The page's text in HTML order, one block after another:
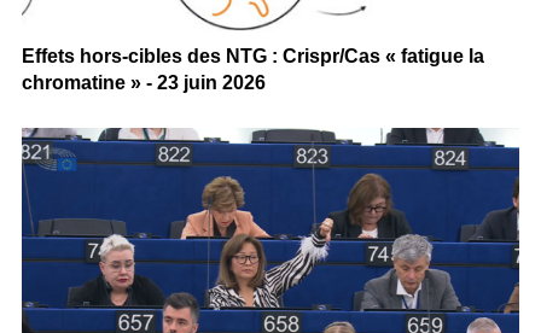
Effets hors-cibles des NTG : Crispr/Cas « fatigue la
chromatine » - 23 juin 2026